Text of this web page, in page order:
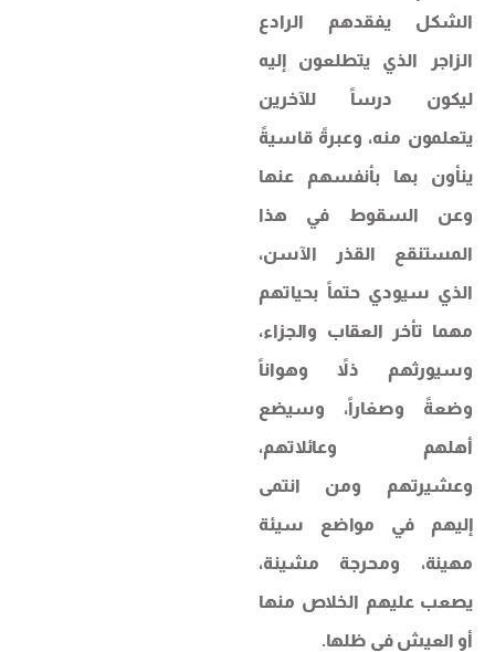
الشكل يفقدهم الرادع
الزاجر الذي يتطلعون إليه
ليكون درساً للآخرين
يتعلمون منه، وعبرةً قاسيةً
ينأون بها بأنفسهم عنها
وعن السقوط في هذا
المستنقع القذر الآسن،
الذي سيودي حتماً بحياتهم
مهما تأخر العقاب والجزاء،
وسيورثهم ذلاً وهواناً
وضعةً وصغاراً، وسيضع
أهلهم وعائلاتهم،
وعشيرتهم ومن انتمى
إليهم في مواضع سيئة
مهينة، ومحرجة مشينة،
يصعب عليهم الخلاص منها
أو العيش في ظلها.